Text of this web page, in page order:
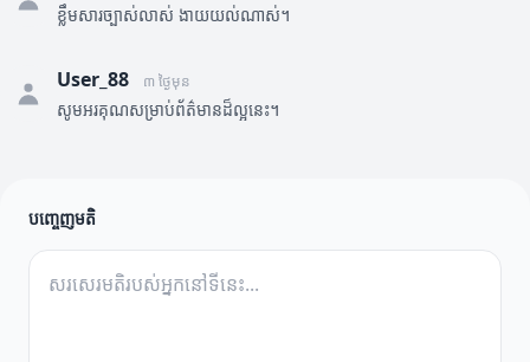
ខ្លឹមសារច្បាស់លាស់ ងាយយល់ណាស់។
User_88 ៣ ថ្ងៃមុន
សូមអរគុណសម្រាប់ព័ត៌មានដ៏ល្អនេះ។
បញ្ចេញមតិ